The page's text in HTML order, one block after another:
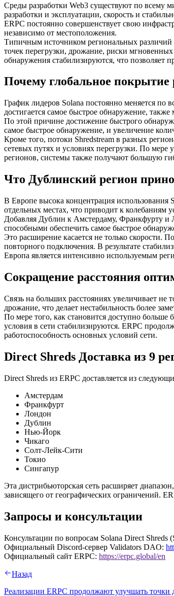
Среды разработки Web3 существуют по всему
разработки и эксплуатации, скорость и
ERPC постоянно совершенствует свою
независимо от местоположения.
Типичным источником региональных различий
точек перегрузки, дрожание, риски
обнаружения стабилизируются, что позволяет
Почему глобальное покрытие
График лидеров Solana постоянно меняется по
достигается самое быстрое обнаружение, также
По этой причине достижение быстрого
самое быстрое обнаружение, и увеличение
Кроме того, потоки Shredstream в разных
сетевых путях и условиях перегрузки. По
регионов, системы также получают большую
Что Дублинский регион
В Европе высока концентрация использования
отдельных местах, что приводит к колебаниям
Добавляя Дублин к Амстердаму, Франкфурту и
способными обеспечить самое быстрое
Это расширение касается не только скорости.
повторного подключения. В результате
Европа является интенсивно используемым
Сокращение расстояния
Связь на больших расстояниях увеличивает не
дрожание, что делает нестабильность более
По мере того, как становится доступно больше
условия в сети стабилизируются. ERPC
работоспособность основных условий сети.
Direct Shreds Доставка из 9
Direct Shreds из ERPC доставляется из
Амстердам
Франкфурт
Лондон
Дублин
Нью-Йорк
Чикаго
Солт-Лейк-Сити
Токио
Сингапур
Эта дистрибьюторская сеть расширяет
зависящего от географических ограничений.
Запросы и консультации
Консультации по вопросам Solana Direct Shreds
Официальный Discord-сервер Validators DAO:
Официальный сайт ERPC: https://erpc.global/en
Назад
Реализации ERPC продолжают улучшать точки